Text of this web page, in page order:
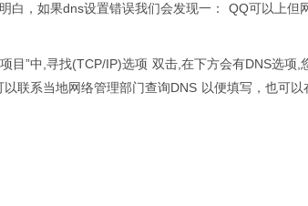
，如果dns设置错误我们会发现一： QQ可以上但
目”中,寻找(TCP/IP)选项 双击,在下方会有DNS选项,
联系当地网络管理部门查询DNS 以便填写，也可以